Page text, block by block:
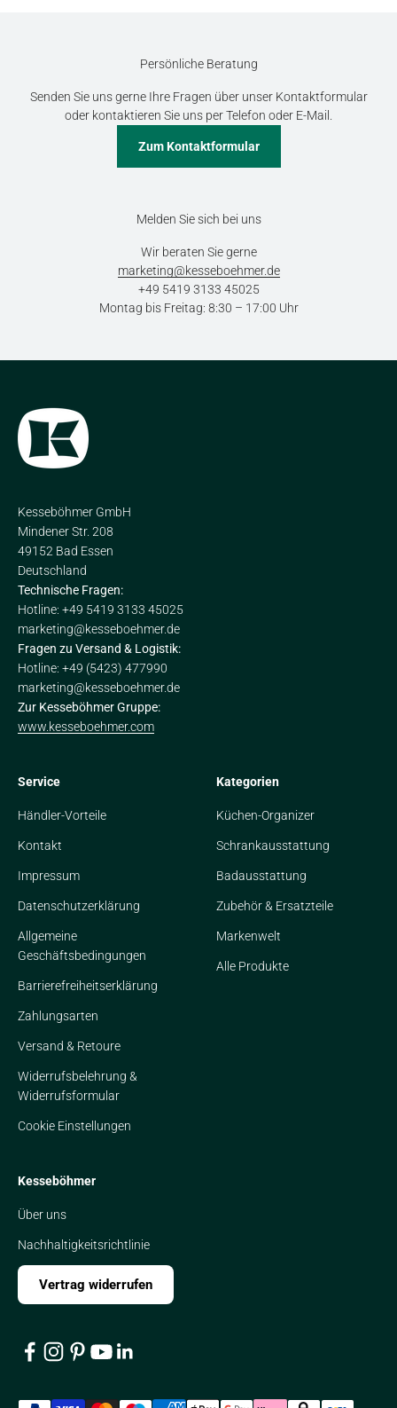
Persönliche Beratung
Senden Sie uns gerne Ihre Fragen über unser Kontaktformular
oder kontaktieren Sie uns per Telefon oder E-Mail.
Zum Kontaktformular
Melden Sie sich bei uns
Wir beraten Sie gerne
marketing@kesseboehmer.de
+49 5419 3133 45025
Montag bis Freitag: 8:30 – 17:00 Uhr
Kesseböhmer GmbH
Mindener Str. 208
49152 Bad Essen
Deutschland
Technische Fragen:
Hotline: +49 5419 3133 45025
marketing@kesseboehmer.de
Fragen zu Versand & Logistik:
Hotline: +49 (5423) 477990
marketing@kesseboehmer.de
Zur Kesseböhmer Gruppe:
www.kesseboehmer.com
Service
Händler-Vorteile
Kontakt
Impressum
Datenschutzerklärung
Allgemeine
Geschäftsbedingungen
Barrierefreiheitserklärung
Zahlungsarten
Versand & Retoure
Widerrufsbelehrung &
Widerrufsformular
Cookie Einstellungen
Kategorien
Küchen-Organizer
Schrankausstattung
Badausstattung
Zubehör & Ersatzteile
Markenwelt
Alle Produkte
Kesseböhmer
Über uns
Nachhaltigkeitsrichtlinie
Vertrag widerrufen